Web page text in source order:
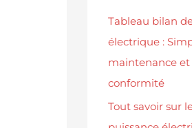
Tableau bilan
électrique :
maintenance
conformité
Tout savoir sur